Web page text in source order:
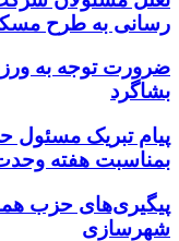
رسانی به طرح
ضرورت توجه به
بشاگرد
پیام تبریک
بمناسبت هفته
پیگیری‌های حزب
شهرسازی